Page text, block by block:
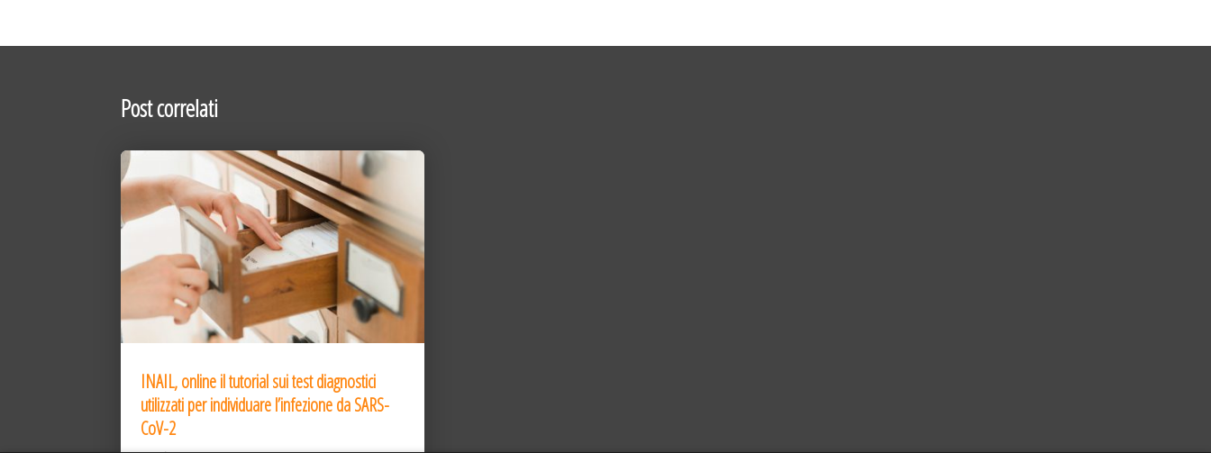
Post correlati
INAIL, online il tutorial sui test diagnostici
utilizzati per individuare l’infezione da SARS-
CoV-2